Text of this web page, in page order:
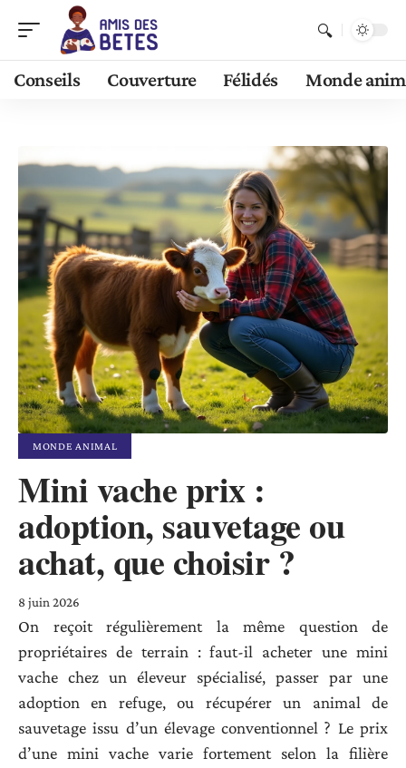
Conseils Couverture Félidés Monde
MONDE ANIMAL
Mini vache prix :
adoption, sauvetage ou
achat, que choisir ?
8 juin 2026
On reçoit régulièrement la même question de
propriétaires de terrain : faut-il acheter une mini
vache chez un éleveur spécialisé, passer par une
adoption en refuge, ou récupérer un animal de
sauvetage issu d’un élevage conventionnel ? Le prix
d’une mini vache varie fortement selon la filière